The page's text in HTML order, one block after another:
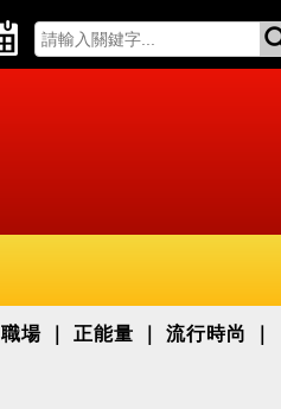
職場 正能量 流行時尚